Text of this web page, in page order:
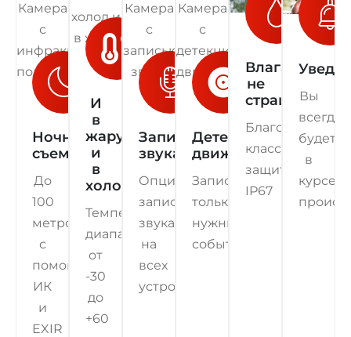
Ночная
съемка
До
100
метров,
с
помощью
ИК
и
EXIR
И
в
жару
и
в
холод
Температурный
диапазон
от
-30
до
+60
Запись
звука
Опция
записи
звука
на
всех
устройствах
Детекция
движения
Запись
только
нужных
событий
Влага
не
страшна
Благодаря
классу
защиты
IP67
Вы
всегда
будете
в
курсе